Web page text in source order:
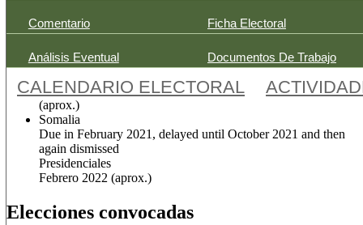
Comentario Ficha Electoral
Análisis Eventual Documentos De Trabajo
CALENDARIO ELECTORAL
(aprox.)
Somalia
Due in February 2021, delayed until October 2021 and then
again dismissed
Presidenciales
Febrero 2022 (aprox.)
Elecciones convocadas